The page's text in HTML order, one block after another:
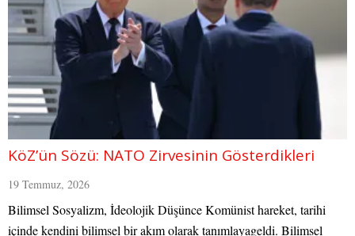
KöZ’ün Sözü: NATO Zirvesinin Gösterdikleri
19 Temmuz, 2026
Bilimsel Sosyalizm, İdeolojik Düşünce Komünist hareket, tarihi
içinde kendini bilimsel bir akım olarak tanımlayageldi. Bilimsel